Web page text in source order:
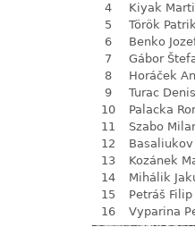
4
Kiyak
5
Török
6
Benko
7
Gábor
8
Horáček
9
Turac Denis
10
Palacka
11
Szabo
12
13
Kozánek
14
Mihálik
15
Petráš Filip
16
Vyparina